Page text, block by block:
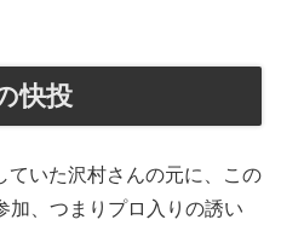
快投
ていた沢村さんの元に、この
加、つまりプロ入りの誘い